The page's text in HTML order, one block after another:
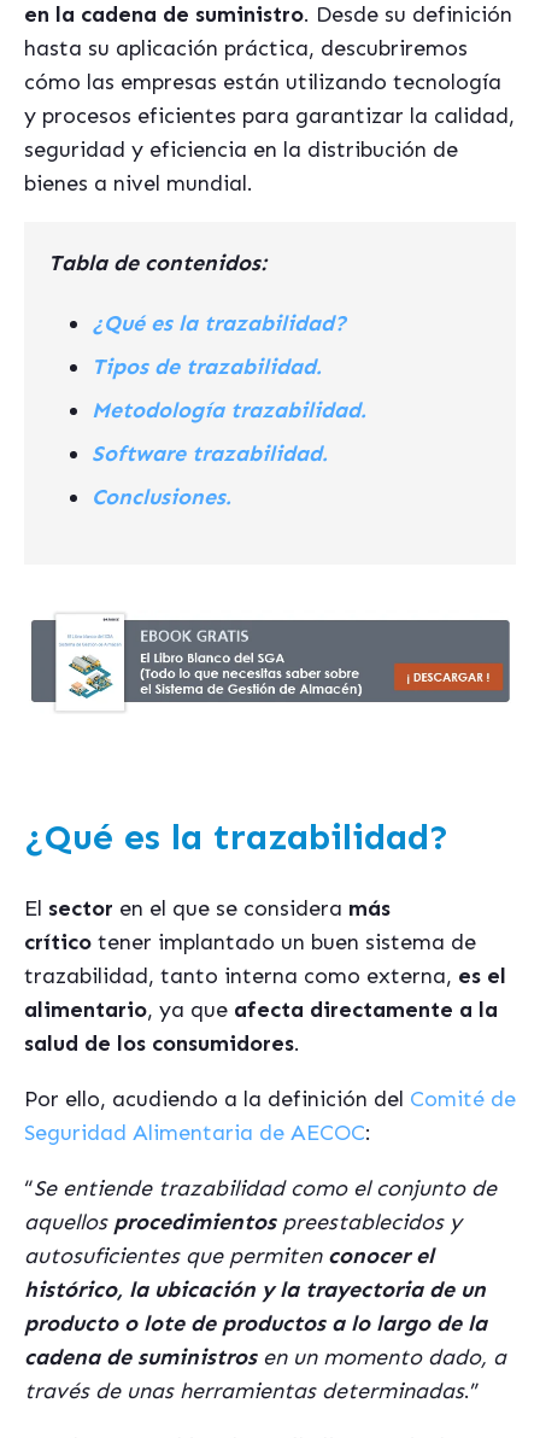
en la cadena de suministro. Desde su definición
hasta su aplicación práctica, descubriremos
cómo las empresas están utilizando tecnología
y procesos eficientes para garantizar la calidad,
seguridad y eficiencia en la distribución de
bienes a nivel mundial.
Tabla de contenidos:
¿Qué es la trazabilidad?
Tipos de trazabilidad.
Metodología trazabilidad.
Software trazabilidad.
Conclusiones.
¿Qué es la trazabilidad?
El sector en el que se considera más
crítico tener implantado un buen sistema de
trazabilidad, tanto interna como externa, es el
alimentario, ya que afecta directamente a la
salud de los consumidores.
Por ello, acudiendo a la definición del Comité de
Seguridad Alimentaria de AECOC:
“Se entiende trazabilidad como el conjunto de
aquellos procedimientospreestablecidos y
autosuficientes que permiten conocer el
histórico, la ubicación y la trayectoria de un
producto o lote de productos a lo largo de la
cadena de suministros en un momento dado, a
través de unas herramientas determinadas.”